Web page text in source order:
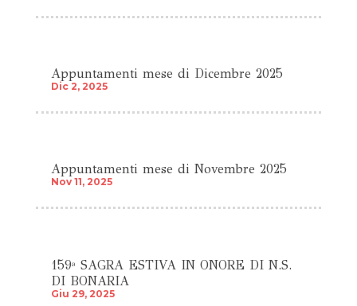
Appuntamenti mese di Dicembre 2025
Dic 2, 2025
Appuntamenti mese di Novembre 2025
Nov 11, 2025
159ª SAGRA ESTIVA IN ONORE DI N.S.
DI BONARIA
Giu 29, 2025